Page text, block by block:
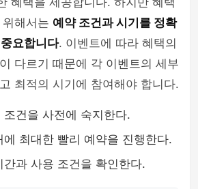
해서는 예약 조건과 시기를 정확
요합니다. 이벤트에 따라 혜택의
다르기 때문에 각 이벤트의 세부
최적의 시기에 참여해야 합니다.
조건을 사전에 숙지한다.
에 최대한 빨리 예약을 진행한다.
과 사용 조건을 확인한다.